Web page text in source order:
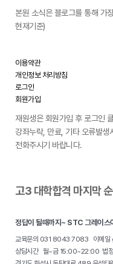
본원 소식은 블로그를 통해 가
현재기준)
이용약관
개인정보 처리방침
로그인
회원가입
재원생은 회원가입 후 로그인
강좌누락, 만료, 기타 오류발생
전화주시기 바랍니다.
고3 대학합격 마지막
정답이 될때까지~ STC 그레이스
교육문의 031 8043 7083 이메
상담시간 월~금 15:00~22:00 법정